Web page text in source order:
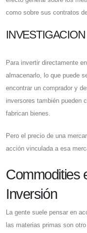
como sobre sus contratos
Para invertir directamente
almacenarlo, lo que puede
encontrar un comprador y
inversores también pueden
fabrican bienes.
Pero el precio de una
acción vinculada a esa
Commodities
Inversión
La gente suele pensar en
las materias primas son